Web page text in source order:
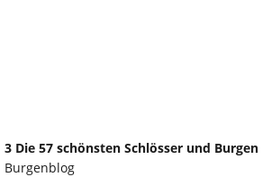
3 Die 57 schönsten Schlösser und
Burgenblog